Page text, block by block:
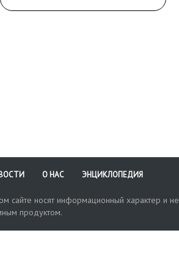
трилистники разделяют
О НАС ЭНЦИКЛОПЕДИЯ
сайте носят информационный характер и не
продуктом.